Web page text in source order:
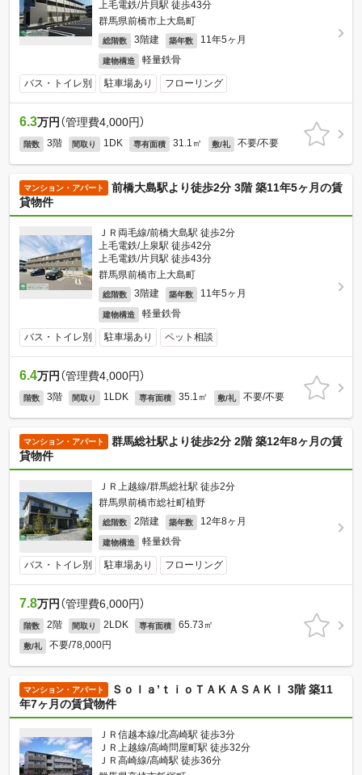
上毛電鉄/片貝駅 徒歩43分
群馬県前橋市上大島町
総階数 3階建 築年数 11年5ヶ月
建物構造 軽量鉄骨
バス・トイレ別 駐車場あり フローリング
6.3万円 （管理費4,000円）
階数 3階 間取り 1DK 専有面積 31.1㎡ 敷/礼 不要/不要
マンション・アパート
前橋大島駅より徒歩2分 3階 築11年5ヶ月の賃
貸物件
ＪＲ両毛線/前橋大島駅 徒歩2分
上毛電鉄/上泉駅 徒歩42分
上毛電鉄/片貝駅 徒歩43分
群馬県前橋市上大島町
総階数 3階建 築年数 11年5ヶ月
建物構造 軽量鉄骨
バス・トイレ別 駐車場あり ペット相談
6.4万円 （管理費4,000円）
階数 3階 間取り 1LDK 専有面積 35.1㎡ 敷/礼 不要/不要
マンション・アパート
群馬総社駅より徒歩2分 2階 築12年8ヶ月の賃
貸物件
ＪＲ上越線/群馬総社駅 徒歩2分
群馬県前橋市総社町植野
総階数 2階建 築年数 12年8ヶ月
建物構造 軽量鉄骨
バス・トイレ別 駐車場あり フローリング
7.8万円 （管理費6,000円）
階数 2階 間取り 2LDK 専有面積 65.73㎡
敷/礼 不要/78,000円
マンション・アパート
Ｓｏｌａ’ｔｉｏＴＡＫＡＳＡＫＩ 3階 築11
年7ヶ月の賃貸物件
ＪＲ信越本線/北高崎駅 徒歩3分
ＪＲ上越線/高崎問屋町駅 徒歩32分
ＪＲ高崎線/高崎駅 徒歩36分